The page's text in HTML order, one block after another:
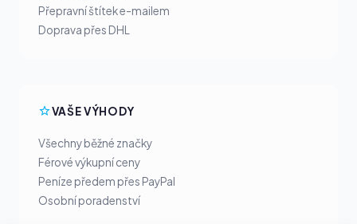
Přepravní štítek e-mailem
Doprava přes DHL
VAŠE VÝHODY
Všechny běžné značky
Férové výkupní ceny
Peníze předem přes PayPal
Osobní poradenství